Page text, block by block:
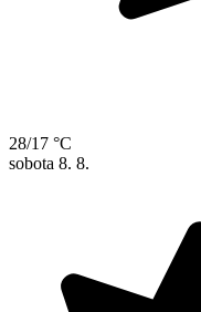
28/17 °C
sobota 8. 8.